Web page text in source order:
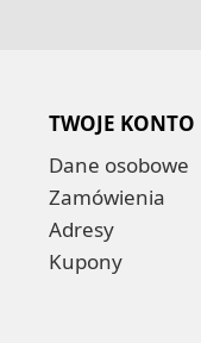
TWOJE KONTO
Dane osobowe
Zamówienia
Adresy
Kupony